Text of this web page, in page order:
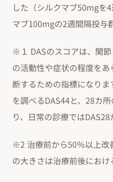
した（シルクマブ50mgを
マブ100mgの2週間隔投与
※１ DASのスコアは、関
の活動性や症状の程度を
断するための指標になり
を調べるDAS44と、28カ
り、日常の診療ではDAS28
※2 治療前から50％以上改
の大きさは治療前後におけ